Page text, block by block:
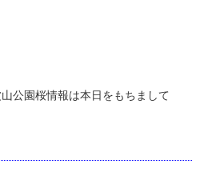
公園桜情報は本日をもちまして